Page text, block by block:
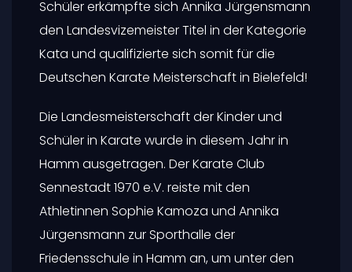
Schüler erkämpfte sich Annika Jürgensmann
den Landesvizemeister Titel in der Kategorie
Kata und qualifizierte sich somit für die
Deutschen Karate Meisterschaft in Bielefeld!
Die Landesmeisterschaft der Kinder und
Schüler in Karate wurde in diesem Jahr in
Hamm ausgetragen. Der Karate Club
Sennestadt 1970 e.V. reiste mit den
Athletinnen Sophie Kamoza und Annika
Jürgensmann zur Sporthalle der
Friedensschule in Hamm an, um unter den